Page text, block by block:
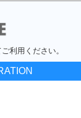
利用ください。